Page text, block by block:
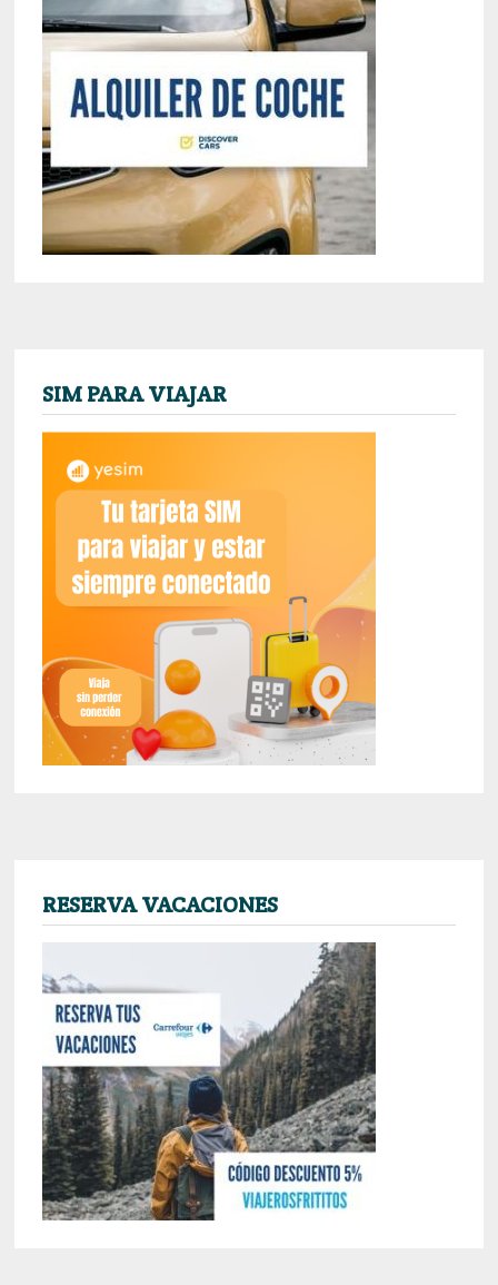
SIM PARA VIAJAR
RESERVA VACACIONES